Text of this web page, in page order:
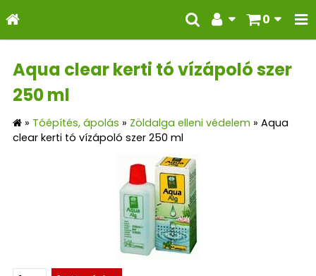
0
Aqua clear kerti tó vízápoló szer
250 ml
» Tóépítés, ápolás » Zöldalga elleni védelem » Aqua
clear kerti tó vízápoló szer 250 ml